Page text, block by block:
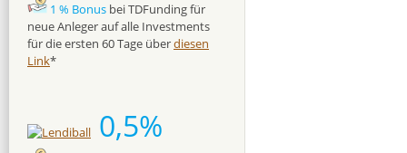
1 % Bonus bei TDFunding für
neue Anleger auf alle Investments
für die ersten 60 Tage überdiesen
Link*
0,5%